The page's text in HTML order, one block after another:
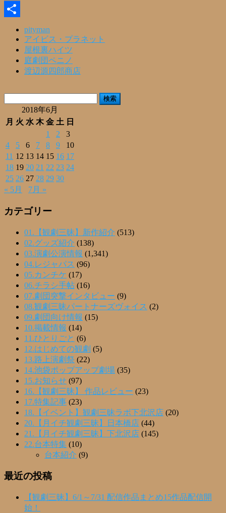
Email
pityman
アイビス・プラネット
屋根裏ハイツ
庭劇団ペニノ
渡辺源四郎商店
2018年6月
月 火 水 木 金 土 日
1
2
3
4
5 6 7 8 9
10
11 12 13 14 15 16 17
18 19 20 21 22 23 24
25 26 27 28 29 30
« 5月
7月 »
カテゴリー
01.【観劇三昧】新作紹介 (513)
02.グッズ紹介 (138)
03.演劇公演情報 (1,341)
04.レジャパス (96)
05.カンチケ (17)
06.チラシ手帖 (16)
07.劇団突撃インタビュー (9)
08.観劇三昧パートナーズヴォイス (2)
09.劇団向け情報 (15)
10.掲載情報 (14)
11.ひとりごと (6)
12.はじめての観劇 (5)
13.路上演劇祭 (22)
14.池袋ポップアップ劇場 (35)
15.お知らせ (97)
16.【観劇三昧】 作品レビュー (23)
17.特集記事 (23)
18.【イベント】観劇三昧ラボ下北沢店 (20)
20.【月イチ観劇三昧】日本橋店 (44)
21.【月イチ観劇三昧】下北沢店 (145)
22.台本特集 (10)
台本紹介 (9)
最近の投稿
【観劇三昧】6/1～7/31 配信作品まとめ15作品配信開
始！